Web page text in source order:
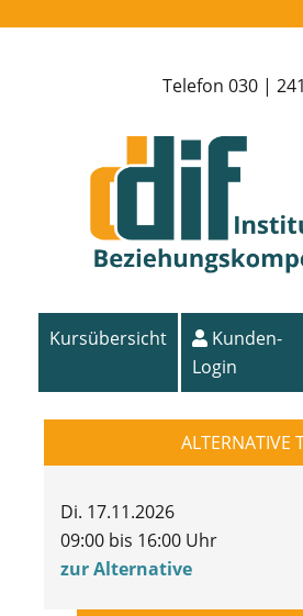
Telefon 030 |
Kursübersicht
Kunden-
Login
ALTERNATIVE
Di. 17.11.2026
09:00 bis 16:00 Uhr
zur Alternative